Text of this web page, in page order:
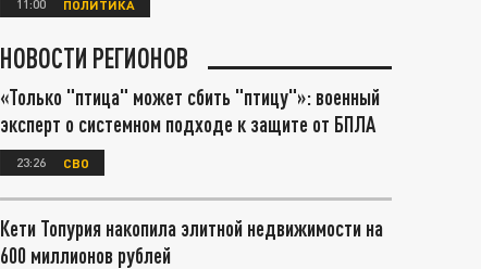
11:00 ПОЛИТИКА
НОВОСТИ РЕГИОНОВ
«Только "птица" может сбить "птицу"»: военный
эксперт о системном подходе к защите от БПЛА
23:26 СВО
Кети Топурия накопила элитной недвижимости на
600 миллионов рублей